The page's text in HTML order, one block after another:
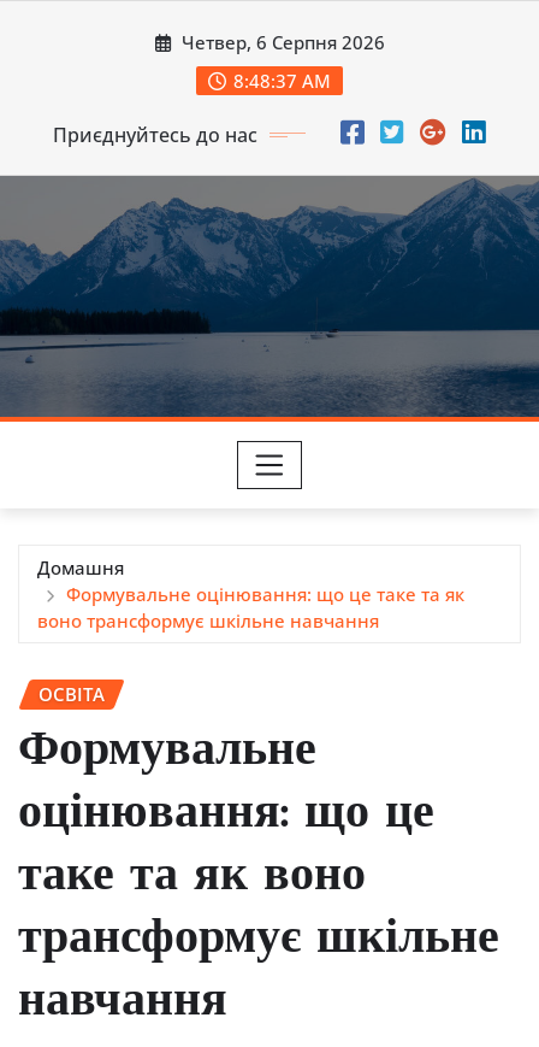
Четвер, 6 Серпня 2026
8:48:39 AM
Приєднуйтесь до нас
Домашня
Формувальне оцінювання: що це таке та як
воно трансформує шкільне навчання
ОСВІТА
Формувальне
оцінювання: що це
таке та як воно
трансформує шкільне
навчання